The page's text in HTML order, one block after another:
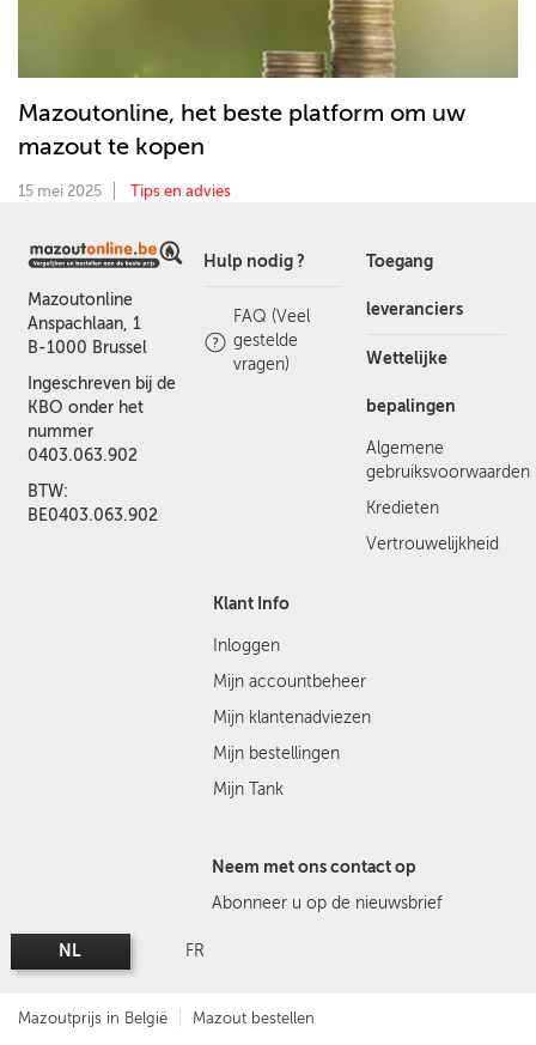
Mazoutonline, het beste platform om uw
mazout te kopen
15 mei 2025 Tips en advies
Mazoutonline
Anspachlaan, 1
B-1000 Brussel
Ingeschreven bij de
KBO onder het
nummer
0403.063.902
BTW:
BE0403.063.902
Hulp nodig ?
FAQ (Veel
gestelde
vragen)
Toegang
leveranciers
Wettelijke
bepalingen
Algemene
gebruiksvoorwaarden
Kredieten
Vertrouwelijkheid
Klant Info
Inloggen
Mijn accountbeheer
Mijn klantenadviezen
Mijn bestellingen
Mijn Tank
Neem met ons contact op
Abonneer u op de nieuwsbrief
NL FR
Mazoutprijs in België Mazout bestellen